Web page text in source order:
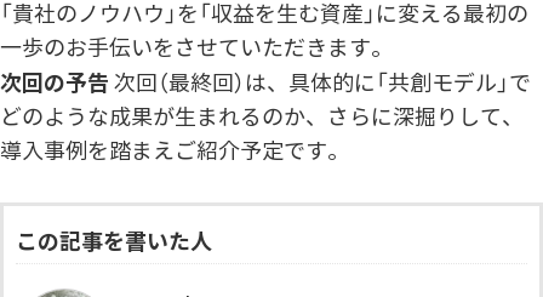
「貴社のノウハウ」を「収益を生む資産」に変える最初の
一歩のお手伝いをさせていただきます。
次回の予告 次回（最終回）は、具体的に「共創モデル」で
どのような成果が生まれるのか、さらに深掘りして、
導入事例を踏まえご紹介予定です。
この記事を書いた人